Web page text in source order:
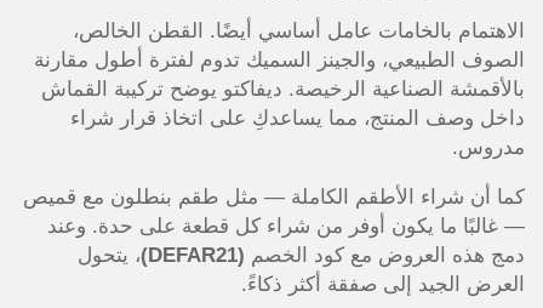
الاهتمام بالخامات عامل أساسي أيضًا. القطن الخالص،
الصوف الطبيعي، والجينز السميك تدوم لفترة أطول مقارنة
بالأقمشة الصناعية الرخيصة. ديفاكتو يوضح تركيبة القماش
داخل وصف المنتج، مما يساعدكِ على اتخاذ قرار شراء
مدروس.
كما أن شراء الأطقم الكاملة — مثل طقم بنطلون مع قميص
— غالبًا ما يكون أوفر من شراء كل قطعة على حدة. وعند
دمج هذه العروض مع كود الخصم (DEFAR21)
، يتحول
العرض الجيد إلى صفقة أكثر ذكاءً.